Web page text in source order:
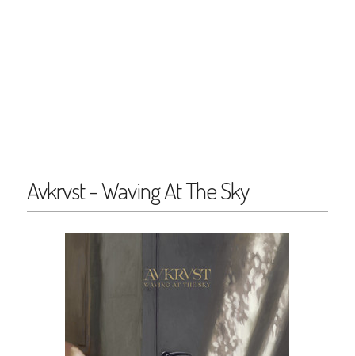
Avkrvst - Waving At The Sky